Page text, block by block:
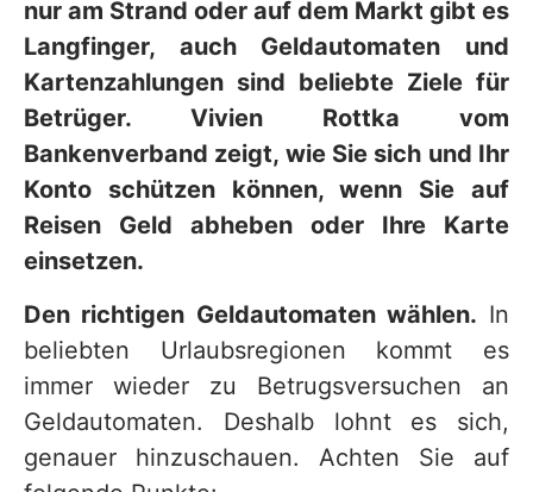
nur am Strand oder auf dem Markt gibt es
Langfinger, auch Geldautomaten und
Kartenzahlungen sind beliebte Ziele für
Betrüger. Vivien Rottka vom
Bankenverband zeigt, wie Sie sich und Ihr
Konto schützen können, wenn Sie auf
Reisen Geld abheben oder Ihre Karte
einsetzen.
Den richtigen Geldautomaten wählen. In
beliebten Urlaubsregionen kommt es
immer wieder zu Betrugsversuchen an
Geldautomaten. Deshalb lohnt es sich,
genauer hinzuschauen. Achten Sie auf